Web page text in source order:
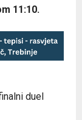
11:10.
duel